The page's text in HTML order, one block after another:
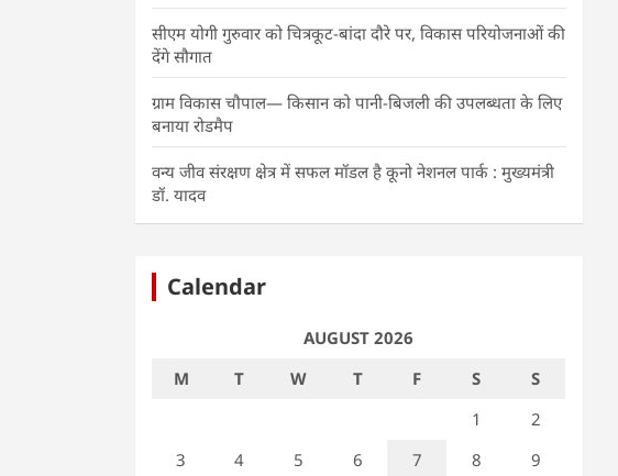
सीएम योगी गुरुवार को चित्रकूट-बांदा दौरे पर, विकास परियोजनाओं की
देंगे सौगात
ग्राम विकास चौपाल— किसान को पानी-बिजली की उपलब्धता के लिए
बनाया रोडमैप
वन्य जीव संरक्षण क्षेत्र में सफल मॉडल है कूनो नेशनल पार्क : मुख्यमंत्री
डॉ. यादव
Calendar
AUGUST 2026
M
T W T F S
S
1
2
3
4 5 6 7 8
9